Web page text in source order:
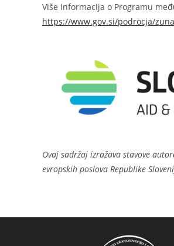
Više informacija o Programu
https://www.gov.si/podrocja/
Ovaj sadržaj izražava stavove
evropskih poslova Republike